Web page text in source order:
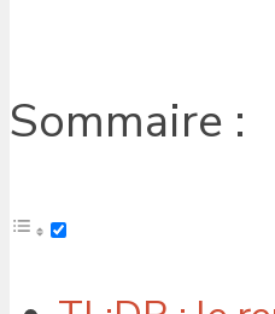
Sommaire :